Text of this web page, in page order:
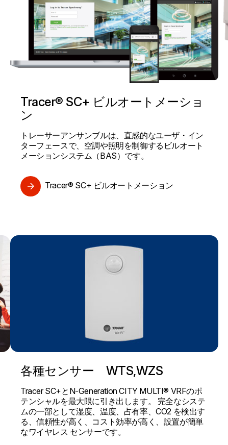
Tracer® SC+ ビルオートメーショ
ン
トレーサーアンサンブルは、直感的なユーザ・イン
ターフェースで、空調や照明を制御するビルオート
メーションシステム（BAS）です。
Tracer® SC+ ビルオートメーション
各種センサー WTS,WZS
Tracer SC+とN-Generation CITY MULTI® VRFのポ
テンシャルを最大限に引き出します。 完全なシステ
ムの一部として湿度、温度、占有率、CO2 を検出す
る、信頼性が高く、コスト効率が高く、設置が簡単
なワイヤレス センサーです。